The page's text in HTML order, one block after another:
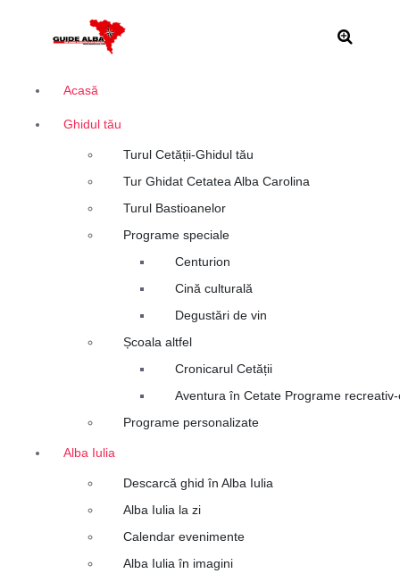
Acasă
Ghidul tău
Turul Cetății-Ghidul tău
Tur Ghidat Cetatea Alba Carolina
Turul Bastioanelor
Programe speciale
Centurion
Cină culturală
Degustări de vin
Școala altfel
Cronicarul Cetății
Aventura în Cetate Programe
Programe personalizate
Alba Iulia
Descarcă ghid în Alba Iulia
Alba Iulia la zi
Calendar evenimente
Alba Iulia în imagini